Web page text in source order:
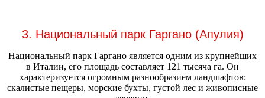
3. Национальный парк Гаргано (Апулия)
Национальный парк Гаргано является одним из крупнейших
в Италии, его площадь составляет 121 тысяча га. Он
характеризуется огромным разнообразием ландшафтов:
скалистые пещеры, морские бухты, густой лес и живописные